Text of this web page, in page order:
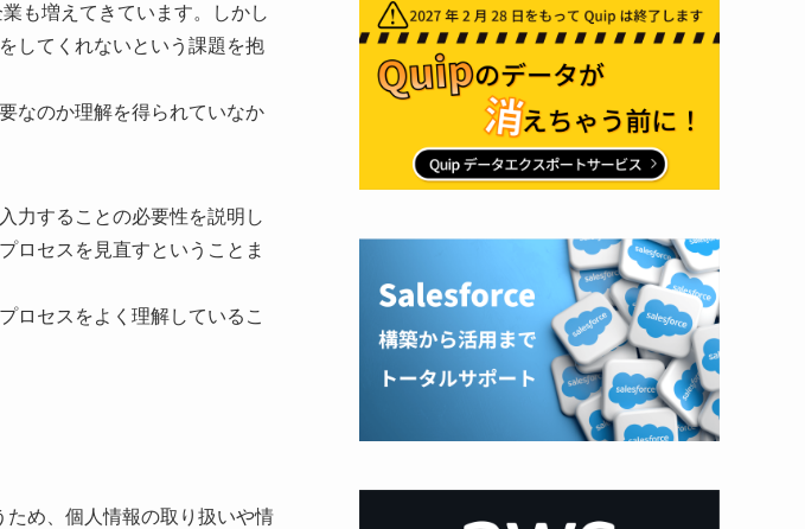
も増えてきています。しかし
してくれないという課題を抱
なのか理解を得られていなか
力することの必要性を説明し
ロセスを見直すということま
ロセスをよく理解しているこ
め、個人情報の取り扱いや情